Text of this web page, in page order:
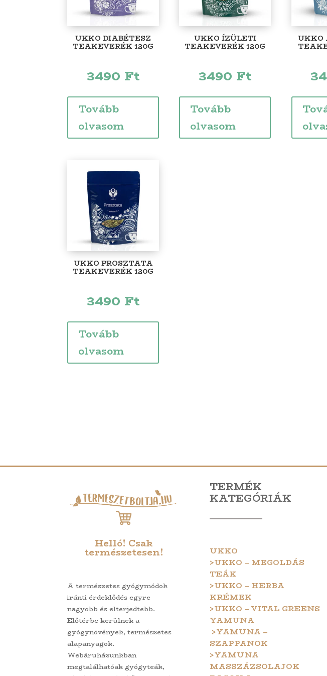
UKKO DIABÉTESZ
TEAKEVERÉK 120G
3490 Ft
Tovább
olvasom
UKKO ÍZÜLETI
TEAKEVERÉK 120G
3490 Ft
Tovább
olvasom
UKKO
UKKO PROSZTATA
TEAKEVERÉK 120G
3490 Ft
Tovább
olvasom
Helló! Csak
természetesen!
A természetes gyógymódok
iránti érdeklődés egyre
nagyobb és elterjedtebb.
Előtérbe kerülnek a
gyógynövények, természetes
alapanyagok.
Webáruházunkban
megtalálhatóak gyógyteák,
TERMÉK
KATEGÓRIÁK
UKKO
>UKKO – MEGOLDÁS
TEÁK
>UKKO – HERBA
KRÉMEK
>UKKO – VITAL GREENS
YAMUNA
>YAMUNA –
SZAPPANOK
>YAMUNA
MASSZÁZSOLAJOK